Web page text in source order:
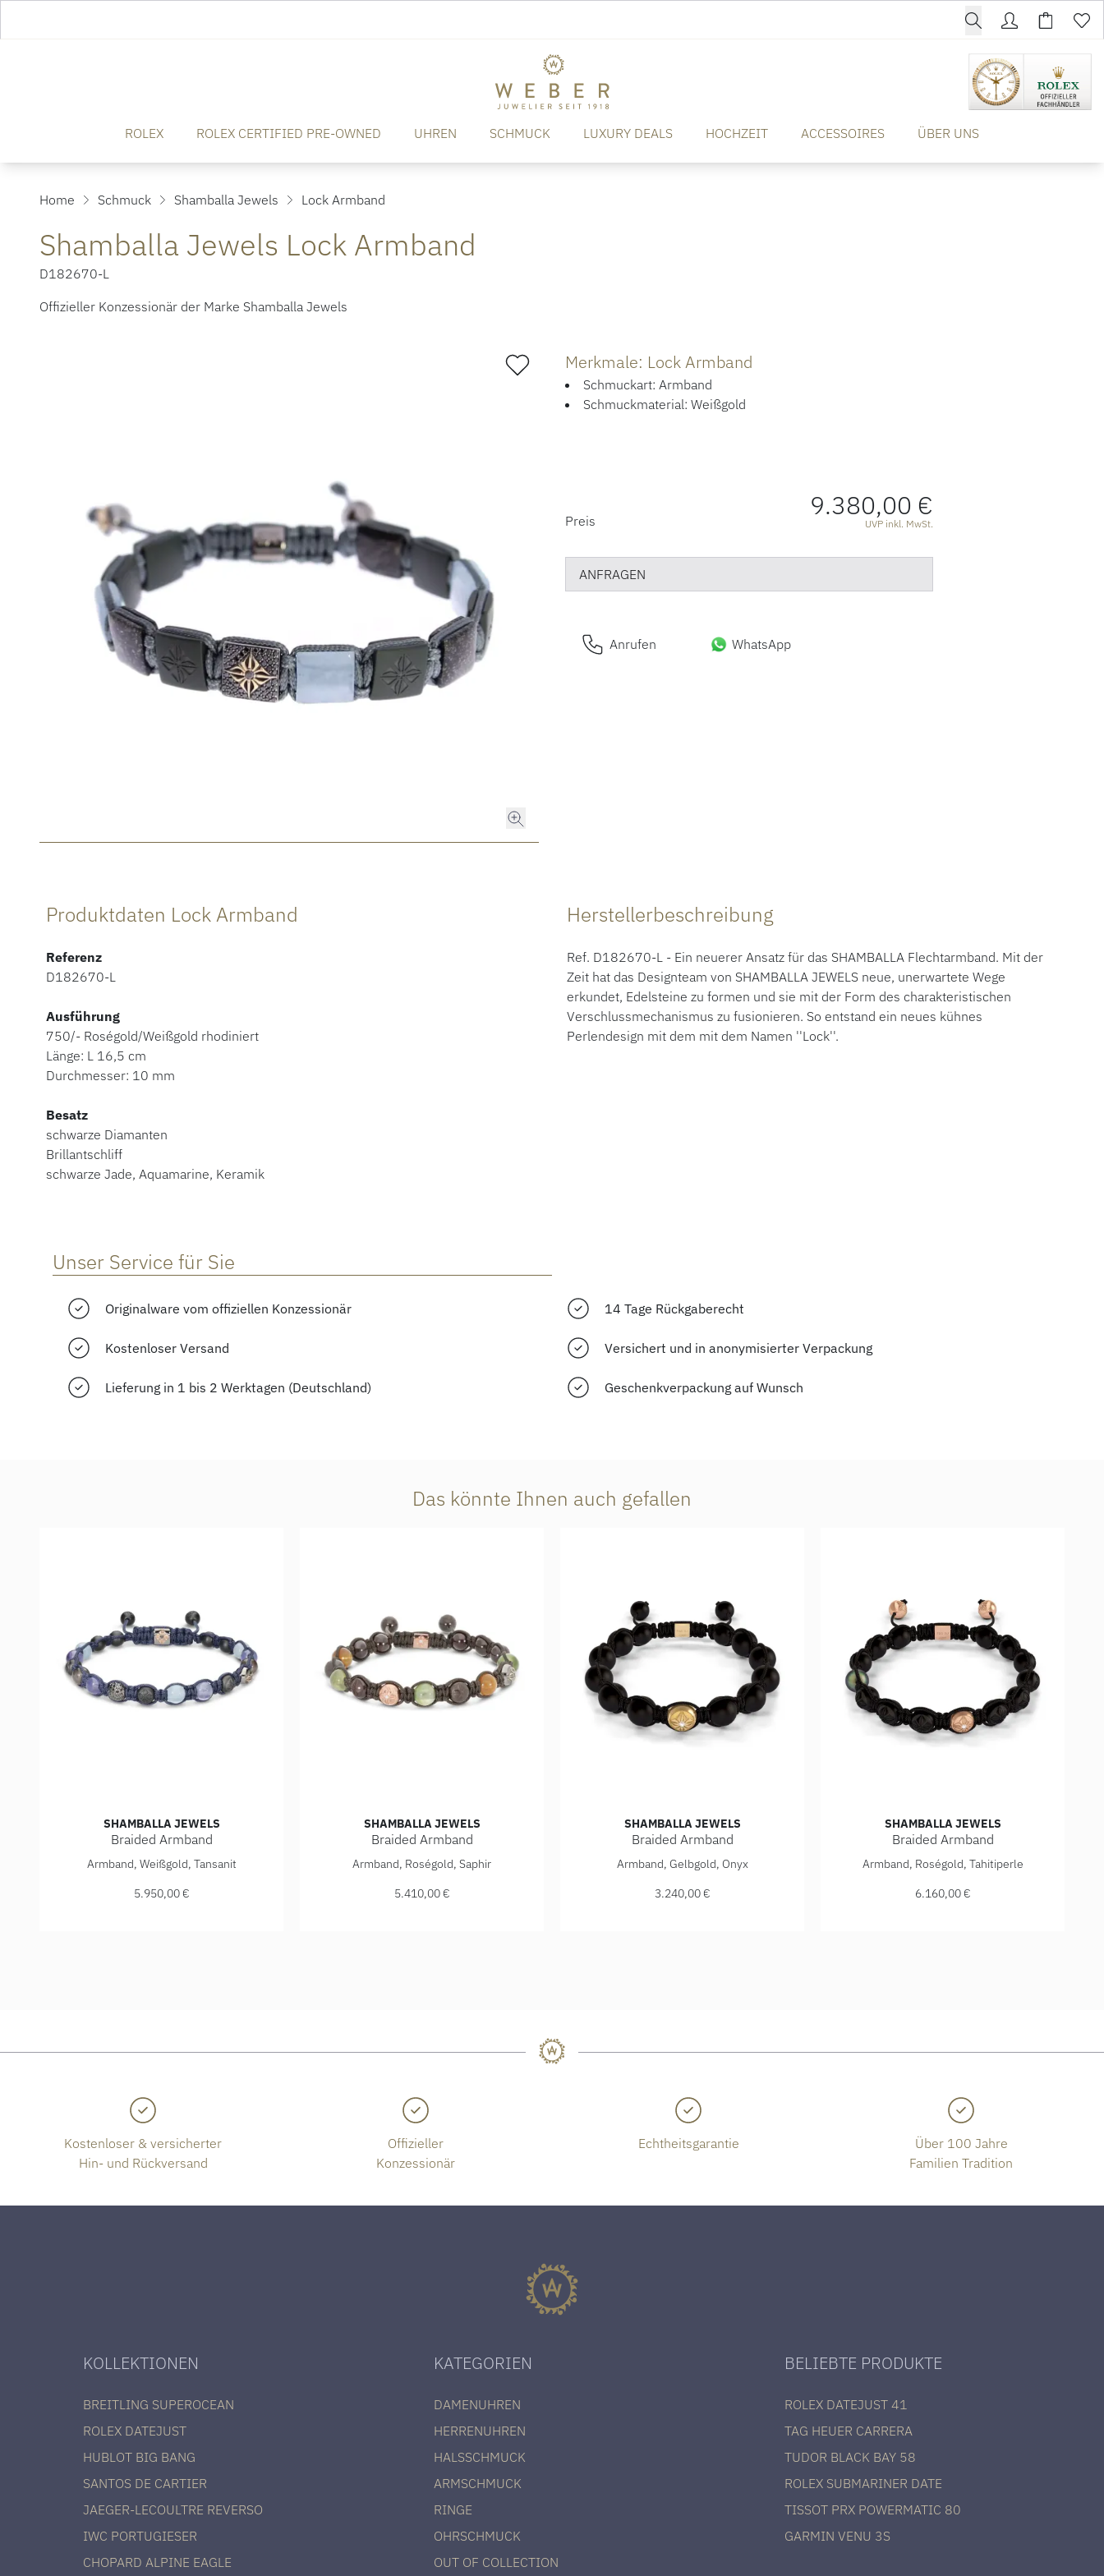
ROLEX ROLEX CERTIFIED PRE-OWNED UHREN SCHMUCK LUXURY DEALS HOCHZEIT ACCESSOIRES ÜBER UNS
Home Schmuck Shamballa Jewels Lock Armband
Shamballa Jewels Lock Armband
D182670-L
Offizieller Konzessionär der Marke Shamballa Jewels
Merkmale: Lock Armband
Schmuckart: Armband
Schmuckmaterial: Weißgold
PREISINFORMATIONEN
Preis 9.380,00 €
UVP inkl. MwSt.
ANFRAGEN
Anrufen WhatsApp
Produktdaten Lock Armband
Referenz
D182670-L
Ausführung
750/- Roségold/Weißgold rhodiniert
Länge: L 16,5 cm
Durchmesser: 10 mm
Besatz
schwarze Diamanten
Brillantschliff
schwarze Jade, Aquamarine, Keramik
Herstellerbeschreibung
Ref. D182670-L - Ein neuerer Ansatz für das SHAMBALLA Flechtarmband. Mit der
Zeit hat das Designteam von SHAMBALLA JEWELS neue, unerwartete Wege
erkundet, Edelsteine zu formen und sie mit der Form des charakteristischen
Verschlussmechanismus zu fusionieren. So entstand ein neues kühnes
Perlendesign mit dem mit dem Namen ''Lock''.
Unser Service für Sie
Originalware vom offiziellen Konzessionär 14 Tage Rückgaberecht
Kostenloser Versand Versichert und in anonymisierter Verpackung
Lieferung in 1 bis 2 Werktagen (Deutschland) Geschenkverpackung auf Wunsch
Das könnte Ihnen auch gefallen
SHAMBALLA JEWELS
Braided Armband
Shamballa Jewels Braided Armband, Ref: D219870-M, Preis: 5.950,00 €
Armband, Weißgold, Tansanit
5.950,00 €
SHAMBALLA JEWELS
Braided Armband
Shamballa Jewels Braided Armband, Ref: D226616-M, Preis: 5.410,00 €
Armband, Roségold, Saphir
5.410,00 €
SHAMBALLA JEWELS
Braided Armband
Shamballa Jewels Braided Armband, Ref: D182023-XL, Preis: 3.240,00 €
Armband, Gelbgold, Onyx
3.240,00 €
SHAMBALLA JEWELS
Braided Armband
Shamballa Jewels Braided Armband, Ref:
Armband, Roségold, Tahitiperle
6.160,00 €
Kostenloser & versicherter
Hin- und Rückversand
Offizieller
Konzessionär
Echtheitsgarantie
Über 100 Jahre
Familien Tradition
KOLLEKTIONEN
BREITLING SUPEROCEAN
ROLEX DATEJUST
HUBLOT BIG BANG
SANTOS DE CARTIER
JAEGER-LECOULTRE REVERSO
IWC PORTUGIESER
CHOPARD ALPINE EAGLE
KATEGORIEN
DAMENUHREN
HERRENUHREN
HALSSCHMUCK
ARMSCHMUCK
RINGE
OHRSCHMUCK
OUT OF COLLECTION
BELIEBTE PRODUKTE
ROLEX DATEJUST 41
TAG HEUER CARRERA
TUDOR BLACK BAY 58
ROLEX SUBMARINER DATE
TISSOT PRX POWERMATIC 80
GARMIN VENU 3S